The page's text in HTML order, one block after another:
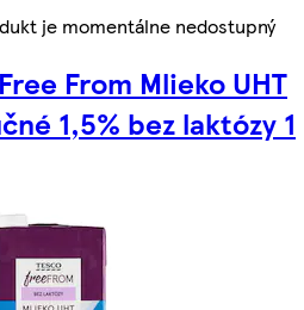
je momentálne nedostupný
From Mlieko UHT
1,5% bez laktózy 1